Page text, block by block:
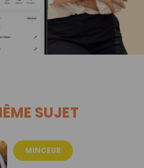
SUJET
MINCEUR